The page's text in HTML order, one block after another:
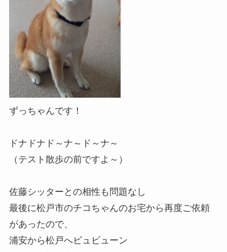
ずっちゃんです！
ドナドナド～ナ～ド～ナ～
（テスト散歩の前ですよ～）
佐藤シッターとの相性も問題なし
最後に松戸市のチコちゃんのお宅から再度ご依頼
があったので、
浦安から松戸へビュビューン